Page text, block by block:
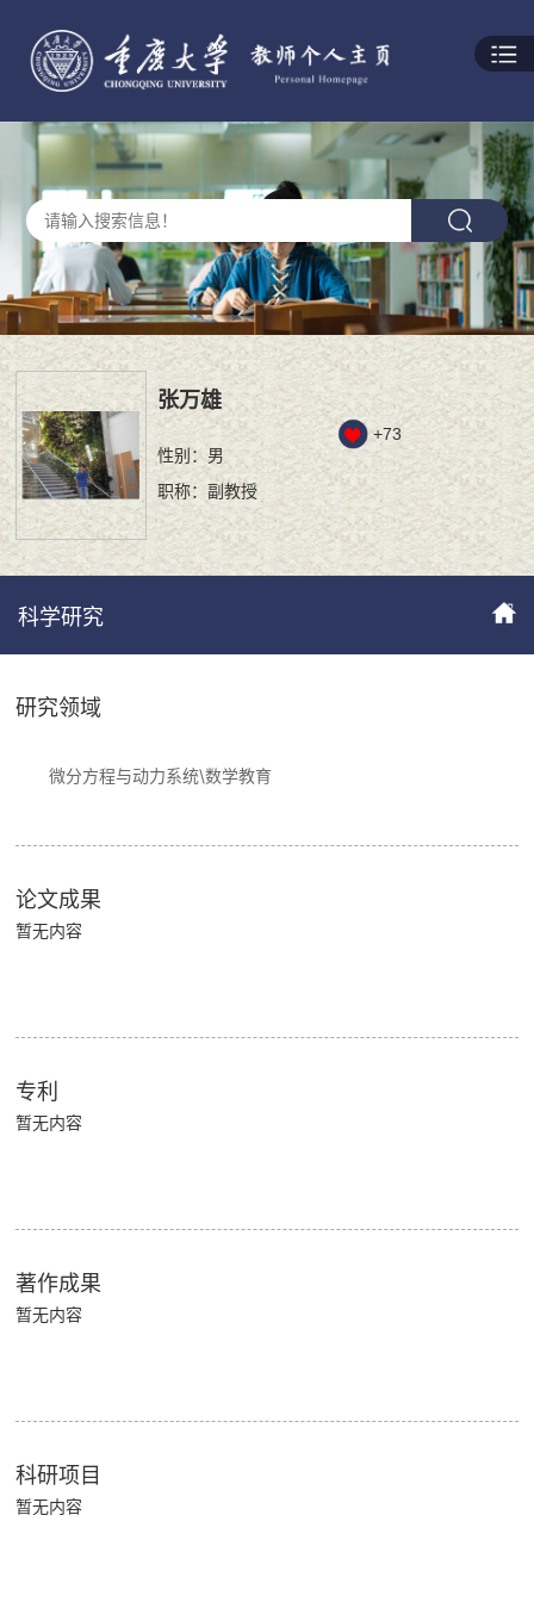
张万雄
性别：男
职称：副教授
+73
科学研究
研究领域
微分方程与动力系统\数学教育
论文成果
暂无内容
专利
暂无内容
著作成果
暂无内容
科研项目
暂无内容